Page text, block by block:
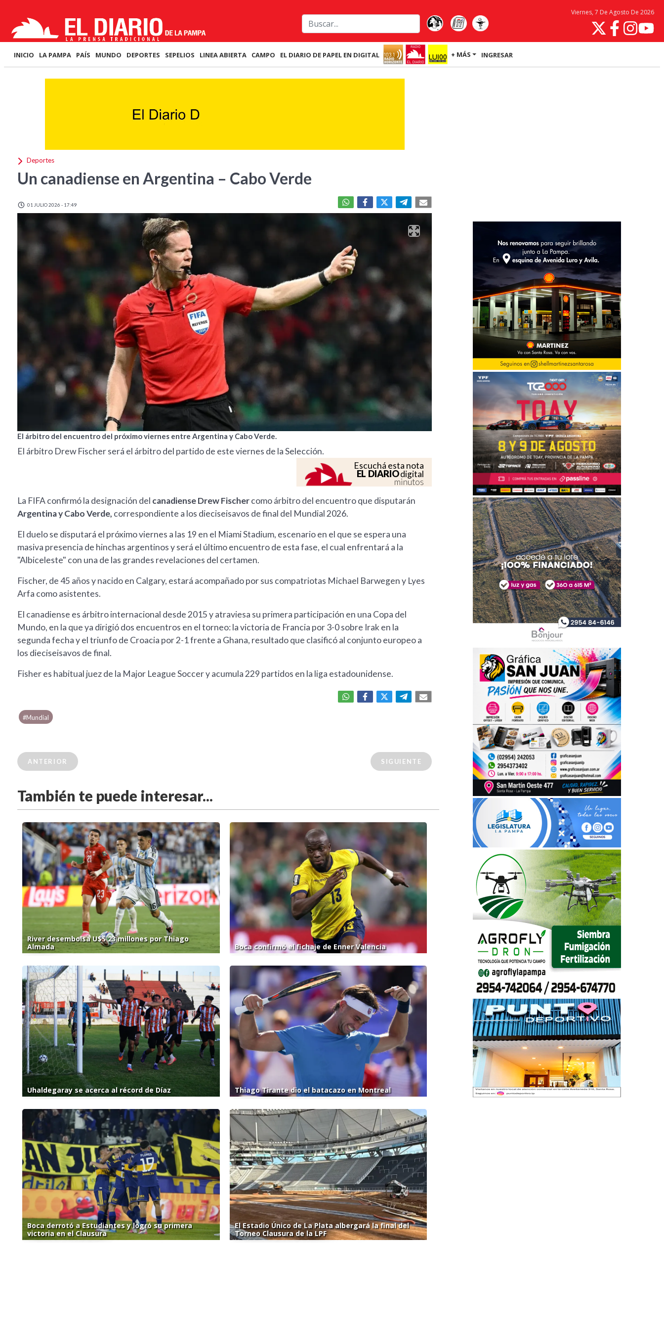
Viernes, 7 De Agosto De 2026
INICIO LA PAMPA PAÍS MUNDO DEPORTES SEPELIOS LINEA ABIERTA CAMPO EL DIARIO DE PAPEL EN DIGITAL + MÁS INGRESAR
Deportes
Un canadiense en Argentina – Cabo Verde
01 JULIO 2026 - 17:49
El árbitro del encuentro del próximo viernes entre Argentina y Cabo Verde.
El árbitro Drew Fischer será el árbitro del partido de este viernes de la Selección.
Escuchá esta nota
EL DIARIOdigital
minutos
La FIFA confirmó la designación del canadiense Drew Fischercomo árbitro del encuentro que disputarán
Argentina y Cabo Verde, correspondiente a los dieciseisavos de final del Mundial 2026.
El duelo se disputará el próximo viernes a las 19 en el Miami Stadium, escenario en el que se espera una
masiva presencia de hinchas argentinos y será el último encuentro de esta fase, el cual enfrentará a la
"Albiceleste" con una de las grandes revelaciones del certamen.
Fischer, de 45 años y nacido en Calgary, estará acompañado por sus compatriotas Michael Barwegen y Lyes
Arfa como asistentes.
El canadiense es árbitro internacional desde 2015 y atraviesa su primera participación en una Copa del
Mundo, en la que ya dirigió dos encuentros en el torneo: la victoria de Francia por 3-0 sobre Irak en la
segunda fecha y el triunfo de Croacia por 2-1 frente a Ghana, resultado que clasificó al conjunto europeo a
los dieciseisavos de final.
Fisher es habitual juez de la Major League Soccer y acumula 229 partidos en la liga estadounidense.
#Mundial
ANTERIOR SIGUIENTE
También te puede interesar...
River desembolsa U$S 23 millones por Thiago
Almada
Boca confirmó el fichaje de Enner Valencia
Uhaldegaray se acerca al récord de Díaz Thiago Tirante dio el batacazo en Montreal
Boca derrotó a Estudiantes y logró su primera
victoria en el Clausura
El Estadio Único de La Plata albergará la final del
Torneo Clausura de la LPF